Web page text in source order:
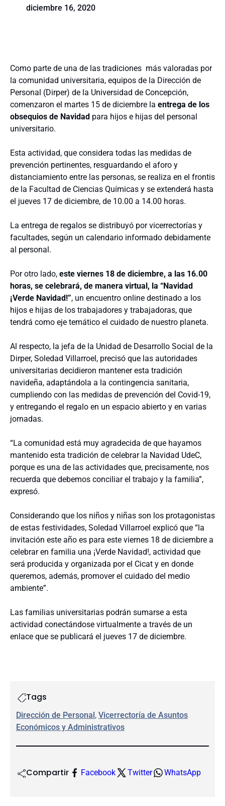
diciembre 16, 2020
Como parte de una de las tradiciones más valoradas por
la comunidad universitaria, equipos de la Dirección de
Personal (Dirper) de la Universidad de Concepción,
comenzaron el martes 15 de diciembre la entrega de los
obsequios de Navidad para hijos e hijas del personal
universitario.
Esta actividad, que considera todas las medidas de
prevención pertinentes, resguardando el aforo y
distanciamiento entre las personas, se realiza en el frontis
de la Facultad de Ciencias Químicas y se extenderá hasta
el jueves 17 de diciembre, de 10.00 a 14.00 horas.
La entrega de regalos se distribuyó por vicerrectorías y
facultades, según un calendario informado debidamente
al personal.
Por otro lado, este viernes 18 de diciembre, a las 16.00
horas, se celebrará, de manera virtual, la “Navidad
¡Verde Navidad!”, un encuentro online destinado a los
hijos e hijas de los trabajadores y trabajadoras, que
tendrá como eje temático el cuidado de nuestro planeta.
Al respecto, la jefa de la Unidad de Desarrollo Social de la
Dirper, Soledad Villarroel, precisó que las autoridades
universitarias decidieron mantener esta tradición
navideña, adaptándola a la contingencia sanitaria,
cumpliendo con las medidas de prevención del Covid-19,
y entregando el regalo en un espacio abierto y en varias
jornadas.
“La comunidad está muy agradecida de que hayamos
mantenido esta tradición de celebrar la Navidad UdeC,
porque es una de las actividades que, precisamente, nos
recuerda que debemos conciliar el trabajo y la familia”,
expresó.
Considerando que los niños y niñas son los protagonistas
de estas festividades, Soledad Villarroel explicó que “la
invitación este año es para este viernes 18 de diciembre a
celebrar en familia una ¡Verde Navidad!, actividad que
será producida y organizada por el Cicat y en donde
queremos, además, promover el cuidado del medio
ambiente”.
Las familias universitarias podrán sumarse a esta
actividad conectándose virtualmente a través de un
enlace que se publicará el jueves 17 de diciembre.
Tags
Dirección de Personal, Vicerrectoría de Asuntos
Económicos y Administrativos
Compartir Facebook Twitter WhatsApp